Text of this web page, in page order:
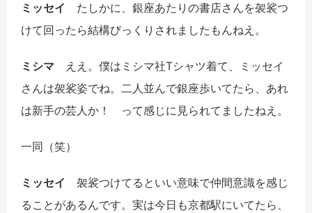
ミッセイ たしかに、銀座あたりの書店さんを袈裟つ
けて回ったら結構びっくりされましたもんねえ。
ミシマ
ええ。僕はミシマ社Tシャツ着て、ミッセイ
さんは袈裟姿でね。二人並んで銀座歩いてたら、あれ
は新手の芸人か！ って感じに見られてましたねえ。
一同 （笑）
ミッセイ 袈裟つけてるといい意味で仲間意識を感じ
ることがあるんです。実は今日も京都駅にいてたら、